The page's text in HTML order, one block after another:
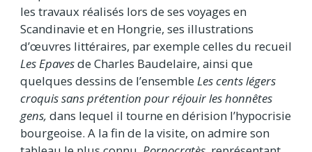
les travaux réalisés lors de ses voyages en
Scandinavie et en Hongrie, ses illustrations
d’œuvres littéraires, par exemple celles du recueil
Les Epavesde Charles Baudelaire, ainsi que
quelques dessins de l’ensemble Les cents légers
croquis sans prétention pour réjouir les honnêtes
gens, dans lequel il tourne en dérision l’hypocrisie
bourgeoise. A la fin de la visite, on admire son